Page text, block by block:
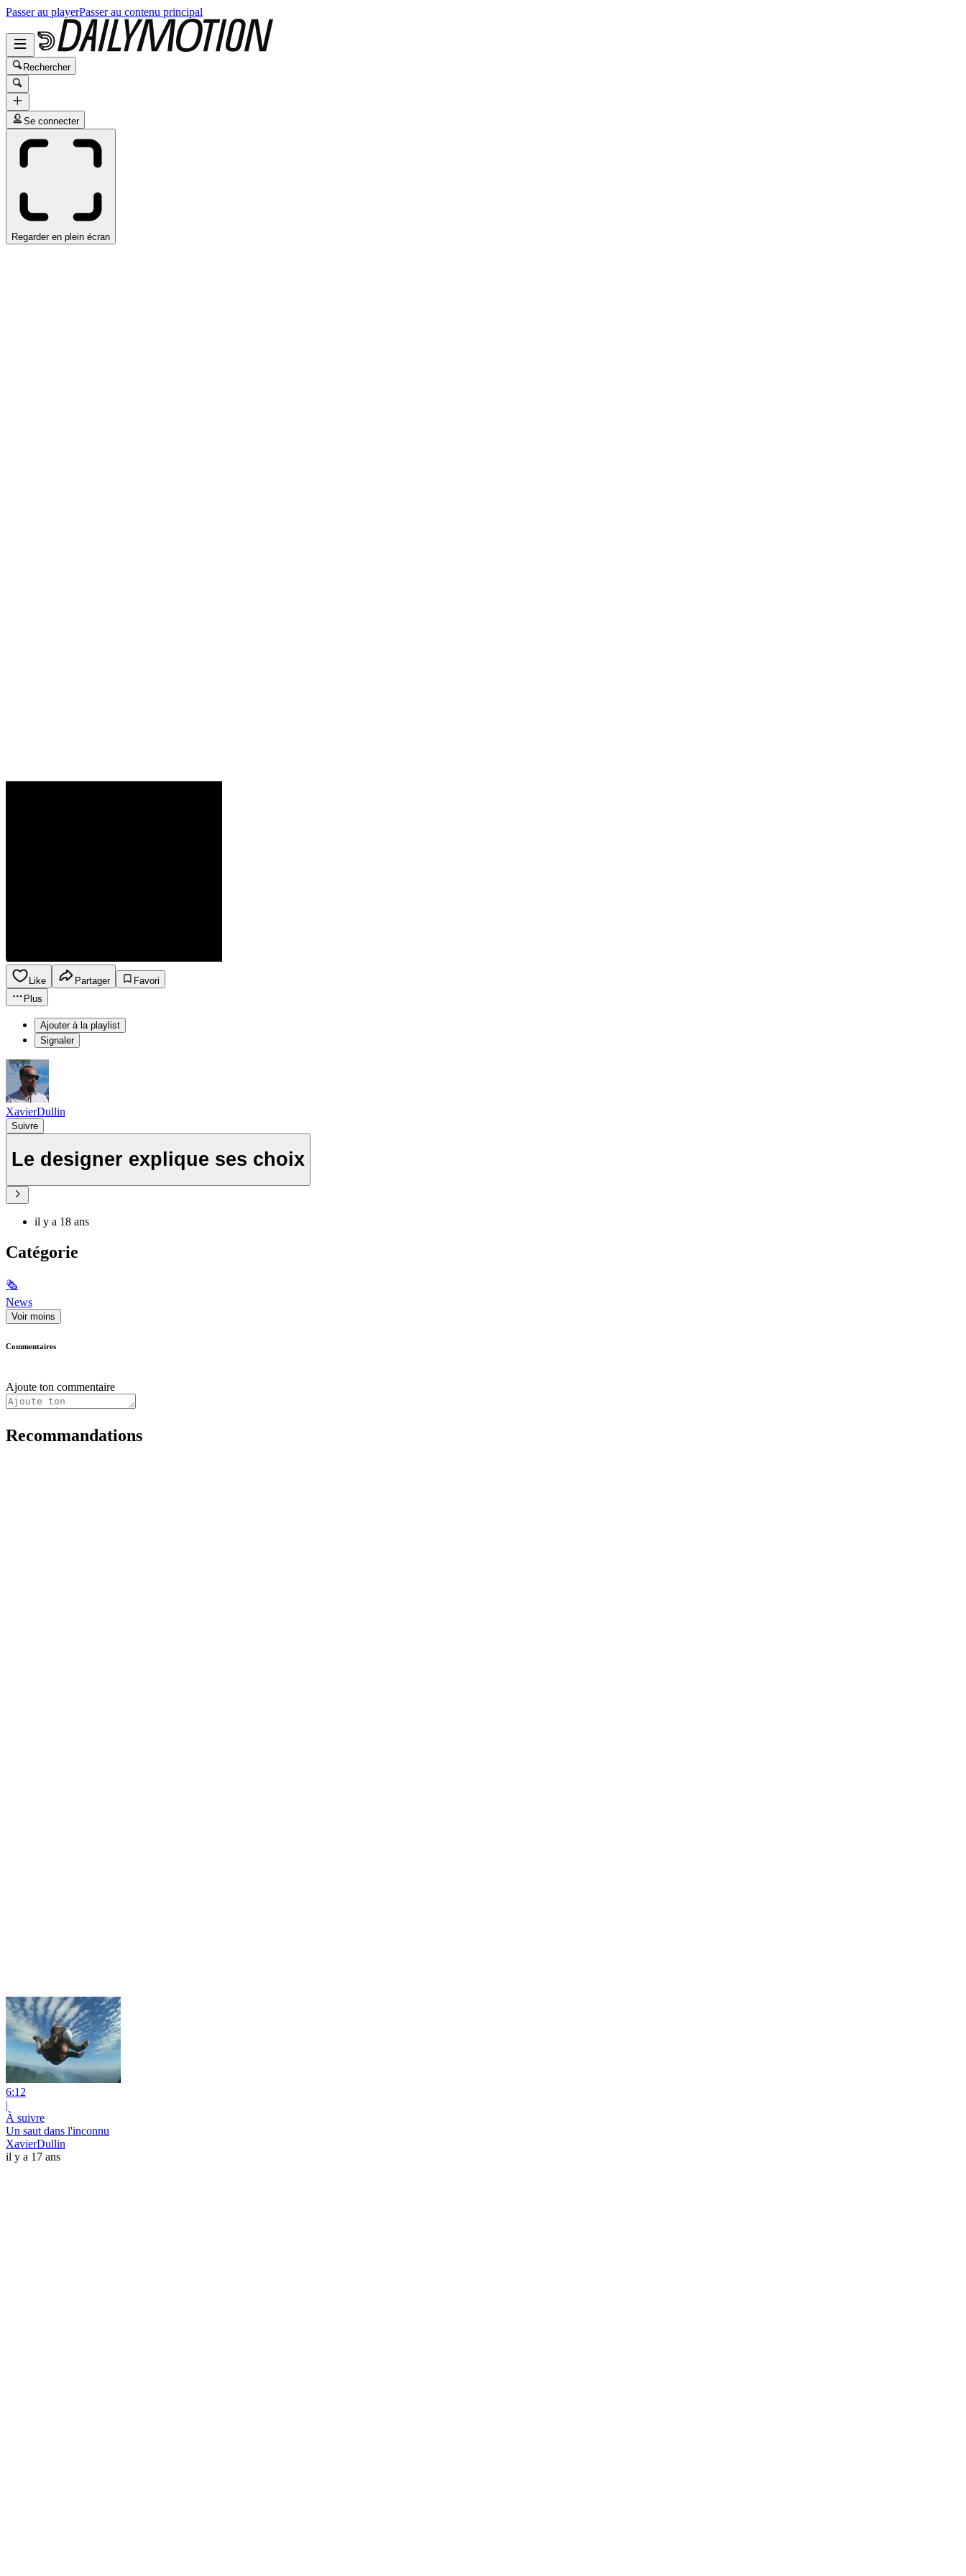
Passer au playerPasser au contenu principal
Rechercher
Se connecter
Regarder en plein écran
Like Partager
Favori
Plus
Ajouter à la playlist
Signaler
XavierDullin
Suivre
Le designer explique ses choix
il y a 18 ans
Catégorie
🗞
News
Voir moins
Commentaires
Ajoute ton commentaire
Recommandations
6:12
|
À suivre
Un saut dans l'inconnu
XavierDullin
il y a 17 ans